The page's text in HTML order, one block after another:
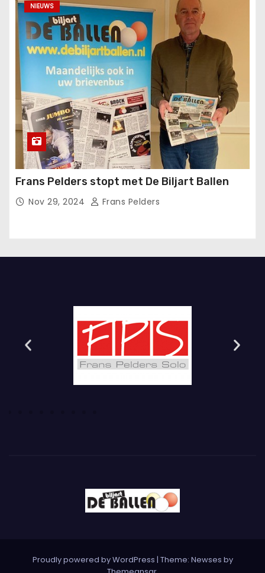
NIEUWS
Frans Pelders stopt met De Biljart Ballen
Nov 29, 2024 Frans Pelders
Proudly powered by WordPress | Theme: Newses by